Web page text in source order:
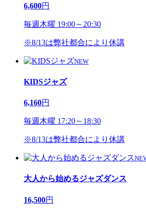
6,600円
毎週木曜 19:00～20:30
※8/13は弊社都合により休講
NEW
KIDSジャズ
6,160円
毎週木曜 17:20～18:30
※8/13は弊社都合により休講
大人から始めるジャズダンス
16,500円